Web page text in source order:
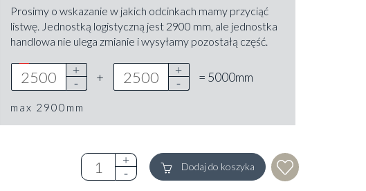
Prosimy o wskazanie w jakich odcinkach mamy przyciąć
listwę. Jednostką logistyczną jest 2900 mm, ale jednostka
handlowa nie ulega zmianie i wysyłamy pozostałą część.
+ = 5000mm
max 2900mm
Dodaj do koszyka